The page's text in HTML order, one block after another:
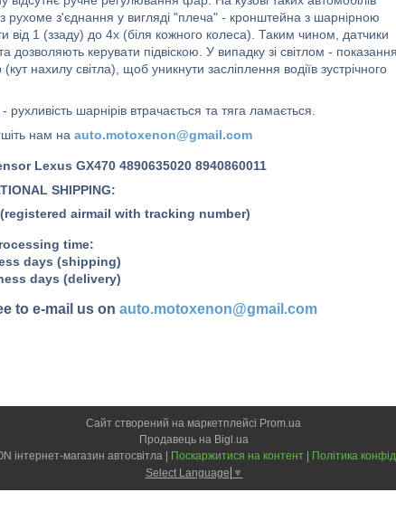
рухоме з'єднання у вигляді "плеча" - кронштейна з шарнірною
від 1 (ззаду) до 4х (біля кожного колеса). Таким чином, датчики
керувати підвіскою. У випадку зі світлом -
нахилу світла), щоб уникнути засліплення водіїв зустрічного
шарнірів втрачається та тяга ламається.
нам на auto.motoxenon@gmail.com
Lexus GX470 4890635020 8940860011
SHIPPING:
(registered airmail with tracking number)
time:
days (shipping)
days (delivery)
to e-mail us on auto.motoxenon@gmail.com
Сайт створений на маркетплейсі Prom.ua
Продавець на Bigl.ua
Поскаржитися на контент
Політика
Select Language ▼